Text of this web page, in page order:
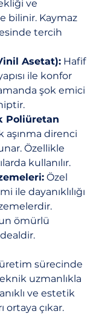
ve
bilinir. Kaymaz
tercih
Asetat): Hafif
ile konfor
şok emici
Poliüretan
aşınma direnci
Özellikle
kullanılır.
Özel
ile dayanıklılığı
ömürlü
sürecinde
uzmanlıkla
ve estetik
ortaya çıkar.